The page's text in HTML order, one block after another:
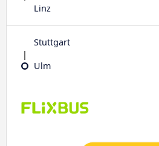
Linz
Stuttgart
Ulm